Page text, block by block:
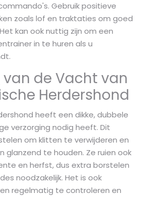
Gebruik positieve
zoals lof en traktaties om goed
kan ook nuttig zijn om een
in te huren als u
de Vacht van
Herdershond
heeft een dikke, dubbele
verzorging nodig heeft. Dit
om klitten te verwijderen en
glanzend te houden. Ze ruien ook
en herfst, dus extra borstelen
noodzakelijk. Het is ook
regelmatig te controleren en